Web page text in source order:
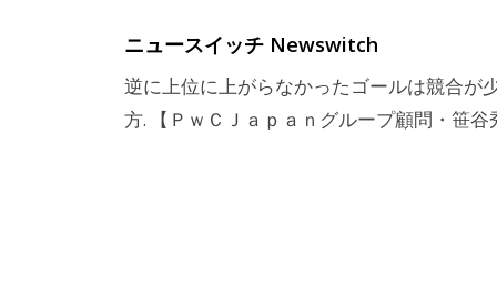
ニュースイッチ Newswitch
逆に上位に上がらなかったゴールは競合が
方. 【ＰｗＣＪａｐａｎグループ顧問・笹